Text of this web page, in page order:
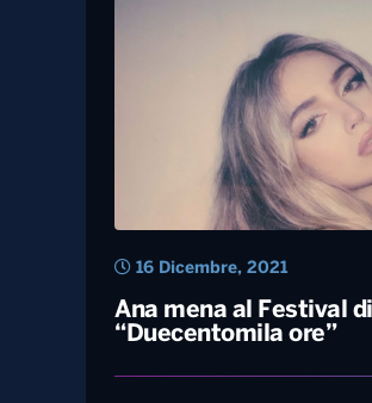
15 Gennaio, 2022